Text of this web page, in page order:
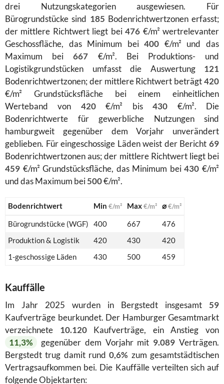
drei Nutzungskategorien ausgewiesen. Für
Bürogrundstücke sind 185 Bodenrichtwertzonen erfasst;
der mittlere Richtwert liegt bei476 €/m² wertrelevanter
Geschossfläche, das Minimum bei400 €/m² und das
Maximum bei667 €/m². Bei Produktions- und
Logistikgrundstücken umfasst die Auswertung 121
Bodenrichtwertzonen; der mittlere Richtwert beträgt420
€/m² Grundstücksfläche bei einem einheitlichen
Werteband von 420€/m² bis430 €/m². Die
Bodenrichtwerte für gewerbliche Nutzungen sind
hamburgweit gegenüber dem Vorjahr unverändert
geblieben. Für eingeschossige Läden weist der Bericht 69
Bodenrichtwertzonen aus; der mittlere Richtwert liegt bei
459 €/m² Grundstücksfläche, das Minimum bei430 €/m²
und das Maximum bei500€/m².
Bodenrichtwert Min €/m² Max€/m² ⌀€/m²
Bürogrundstücke (WGF) 400 667
476
Produktion & Logistik
420 430
420
1-geschossige Läden
430 500 459
Kauffälle
Im Jahr 2025 wurden in Bergstedt insgesamt 59
Kaufverträge beurkundet. Der Hamburger Gesamtmarkt
verzeichnete 10.120Kaufverträge, ein Anstieg von
11,3%
gegenüber dem Vorjahr mit 9.089 Verträgen.
Bergstedt trug damit rund0,6% zum gesamtstädtischen
Vertragsaufkommen bei. Die Kauffälle verteilten sich auf
folgende Objektarten: